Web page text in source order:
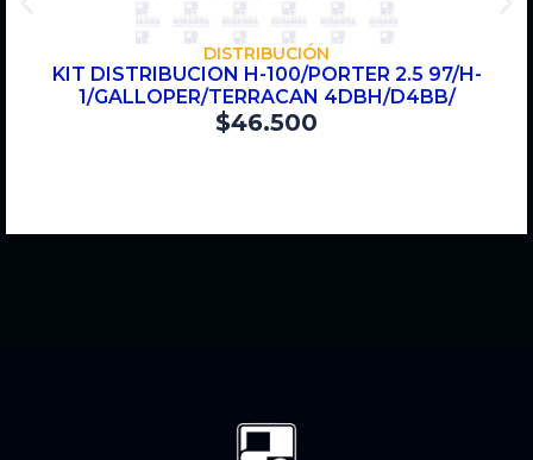
COMPRAR
DISTRIBUCIÓN
KIT DISTRIBUCION H-100/PORTER 2.5 97/H-
1/GALLOPER/TERRACAN 4DBH/D4BB/
$46.500